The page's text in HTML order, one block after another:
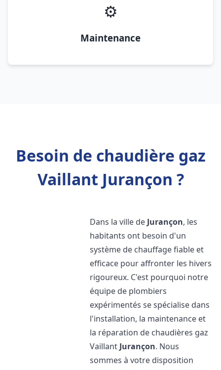
⚙️
Maintenance
Besoin de chaudière gaz
Vaillant Jurançon ?
Dans la ville de Jurançon, les
habitants ont besoin d'un
système de chauffage fiable et
efficace pour affronter les hivers
rigoureux. C'est pourquoi notre
équipe de plombiers
expérimentés se spécialise dans
l'installation, la maintenance et
la réparation de chaudières gaz
Vaillant Jurançon. Nous
sommes à votre disposition